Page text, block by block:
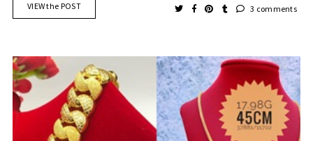
VIEW the POST 3 comments